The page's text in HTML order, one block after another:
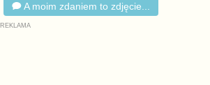
A moim zdaniem to zdjęcie...